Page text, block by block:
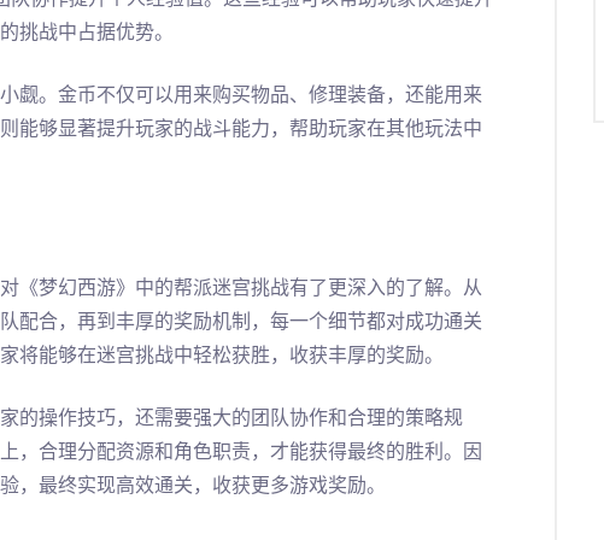
挑战中占据优势。
觑。金币不仅可以用来购买物品、修理装备，还能用来
能够显著提升玩家的战斗能力，帮助玩家在其他玩法中
《梦幻西游》中的帮派迷宫挑战有了更深入的了解。从
配合，再到丰厚的奖励机制，每一个细节都对成功通关
将能够在迷宫挑战中轻松获胜，收获丰厚的奖励。
的操作技巧，还需要强大的团队协作和合理的策略规
，合理分配资源和角色职责，才能获得最终的胜利。因
，最终实现高效通关，收获更多游戏奖励。